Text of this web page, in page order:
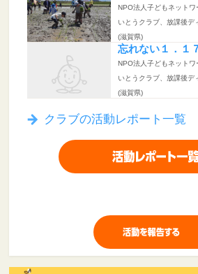
NPO法人子どもネット
いとうクラブ、放課後デ
(滋賀県)
忘れない１．１
NPO法人子どもネット
いとうクラブ、放課後デ
(滋賀県)
クラブの活動レポート一覧